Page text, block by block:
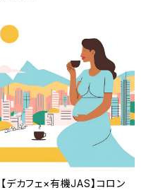
【デカフェ×有機JAS】コロン